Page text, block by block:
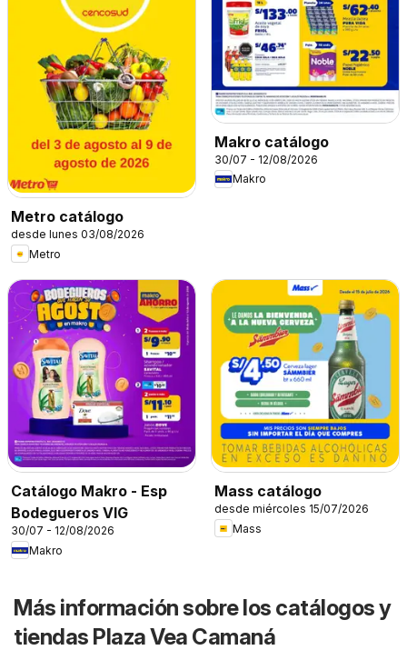
Metro catálogo
desde lunes 03/08/2026
Metro
Makro catálogo
30/07 - 12/08/2026
Makro
Catálogo Makro - Esp
Bodegueros VIG
30/07 - 12/08/2026
Makro
Mass catálogo
desde miércoles 15/07/2026
Mass
Más información sobre los catálogos y
tiendas Plaza Vea Camaná